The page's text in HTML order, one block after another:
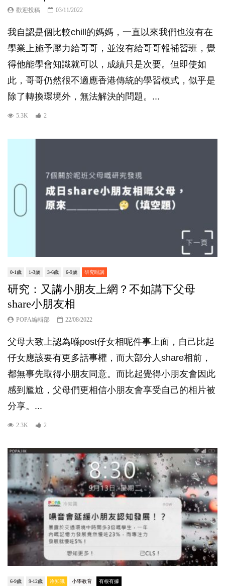
歡迎投稿 03/11/2022
我自認是個比較chill的媽媽，一直以來我們也沒有在
學業上施予壓力給哥哥，並沒有給哥哥報補習班，覺
得他能學會知識就可以，成績只是次要。但即使如
此，哥哥仍然很不適應香港傳統的學習模式，似乎是
除了轉換環境外，無法解決的問題。...
5.3K 2
0-1歲 1-3歲 3-6歲 6-9歲 研究咁講
研究：又講小朋友上網？不如講下父母
share小朋友相
POPA編輯部 22/08/2022
父母大致上認為喺post仔女相呢件事上面，自己比起
仔女應該要有更多話事權，而大部分人share相前，
都無事先取得小朋友同意。而比起覺得小朋友會因此
感到尷尬，父母們更相信小朋友會享受自己的相片被
分享。...
2.3K 2
6-9歲 9-12歲 冷知識 小學教育 有根有據